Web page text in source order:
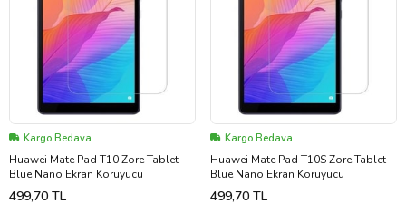
Kargo Bedava
Huawei Mate Pad T10 Zore Tablet
Blue Nano Ekran Koruyucu
499,70 TL
Kargo Bedava
Huawei Mate Pad T10S Zore Tablet
Blue Nano Ekran Koruyucu
499,70 TL